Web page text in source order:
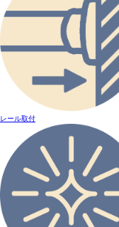
レール取付